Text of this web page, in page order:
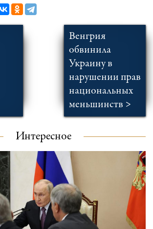
Венгрия
обвинила
Украину в
нарушении прав
национальных
меньшинств >
Интересное